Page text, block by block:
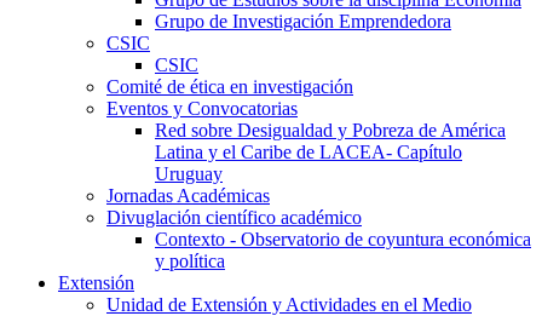
Grupo de Investigación Emprendedora
CSIC
CSIC
Comité de ética en investigación
Eventos y Convocatorias
Red sobre Desigualdad y Pobreza de América
Latina y el Caribe de LACEA- Capítulo
Uruguay
Jornadas Académicas
Divuglación científico académico
Contexto - Observatorio de coyuntura económica
y política
Extensión
Unidad de Extensión y Actividades en el Medio